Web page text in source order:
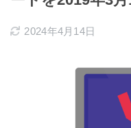
2024年4月14日